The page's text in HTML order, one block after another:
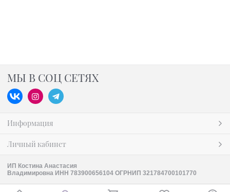
МЫ В СОЦ СЕТЯХ
Информация
Личный кабинет
ИП Костина Анастасия
Владимировна ИНН 783900656104 ОГРНИП 321784700101770